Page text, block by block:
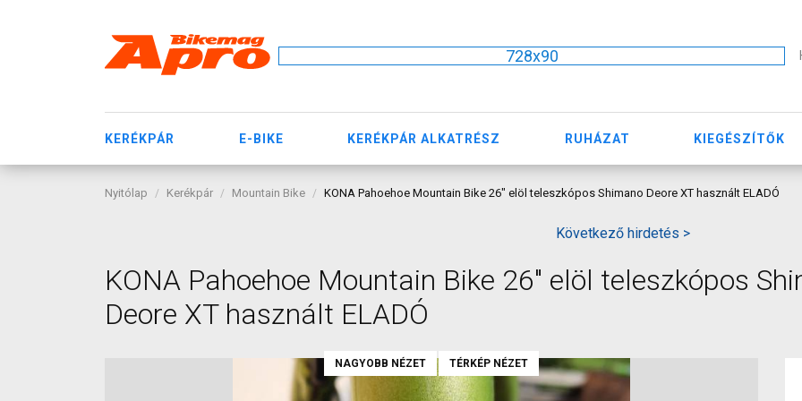
728x90
KERÉKPÁR E-BIKE KERÉKPÁR ALKATRÉSZ RUHÁZAT KIEGÉSZÍTŐK
Nyitólap Kerékpár Mountain Bike KONA Pahoehoe Mountain Bike 26" elöl teleszkópos Shimano Deore XT használt ELADÓ
Következő hirdetés >
KONA Pahoehoe Mountain Bike 26" elöl teleszkópos
Deore XT használt ELADÓ
NAGYOBB NÉZET TÉRKÉP NÉZET